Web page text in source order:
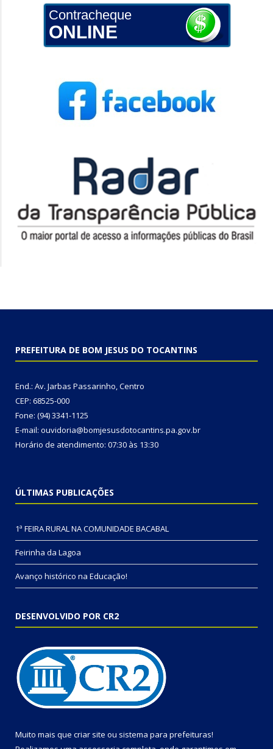
Contracheque
ONLINE
PREFEITURA DE BOM JESUS DO TOCANTINS
End.: Av. Jarbas Passarinho, Centro
CEP: 68525-000
Fone: (94) 3341-1125
E-mail: ouvidoria@bomjesusdotocantins.pa.gov.br
Horário de atendimento: 07:30 às 13:30
ÚLTIMAS PUBLICAÇÕES
1ª FEIRA RURAL NA COMUNIDADE BACABAL
Feirinha da Lagoa
Avanço histórico na Educação!
DESENVOLVIDO POR CR2
Muito mais que criar site ou sistema para prefeituras!